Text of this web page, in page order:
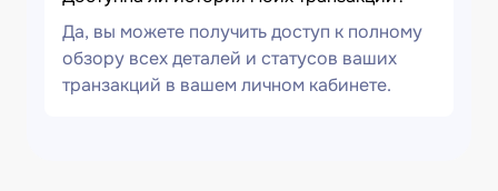
Да, вы можете получить доступ к полному
обзору всех деталей и статусов ваших
транзакций в вашем личном кабинете.